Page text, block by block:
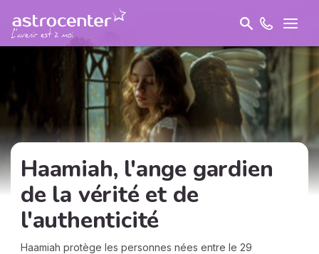
Haamiah, l'ange gardien
de la véritéet de
l'authenticité
Haamiah protège les personnes nées entre le 29